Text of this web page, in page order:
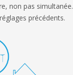
non pas simultanée.
précédents.